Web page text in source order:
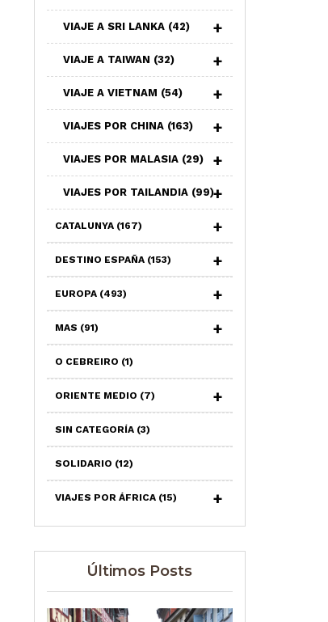
VIAJE A SRI LANKA (42)
VIAJE A TAIWAN (32)
VIAJE A VIETNAM (54)
VIAJES POR CHINA (163)
VIAJES POR MALASIA (29)
VIAJES POR TAILANDIA (99)
CATALUNYA (167)
DESTINO ESPAÑA (153)
EUROPA (493)
MAS (91)
O CEBREIRO (1)
ORIENTE MEDIO (7)
SIN CATEGORÍA (3)
SOLIDARIO (12)
VIAJES POR ÁFRICA (15)
Últimos Posts